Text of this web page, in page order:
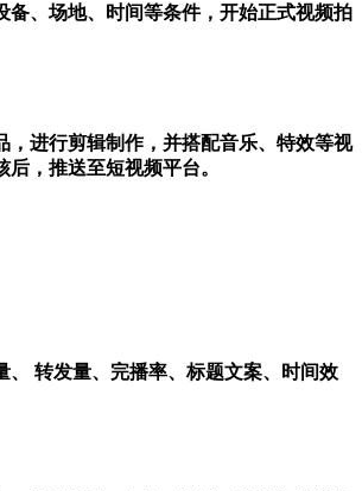
备、场地、时间等条件，开始正式视频拍
，进行剪辑制作，并搭配音乐、特效等视
后，推送至短视频平台。
、 转发量、完播率、标题文案、时间效